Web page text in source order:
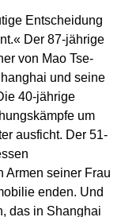
Entscheidung
Der 87-jährige
von Mao Tse-
und seine
40-jährige
um
ausficht. Der 51-
Armen seiner Frau
enden. Und
das in Shanghai